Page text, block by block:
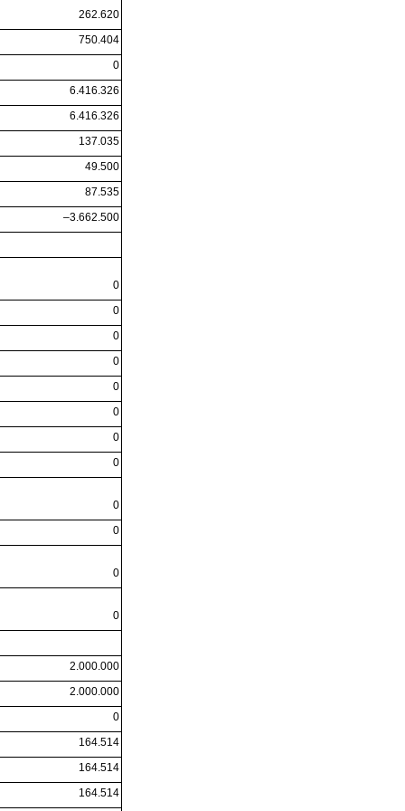
262.620
750.404
0
6.416.326
6.416.326
137.035
49.500
87.535
–3.662.500
0
0
0
0
0
0
0
0
0
0
0
0
2.000.000
2.000.000
0
164.514
164.514
164.514